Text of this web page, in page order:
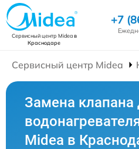
Сервисный центр Mideaв
Краснодаре
+7
Сервисный центр Midea
Замена клапана
Midea в